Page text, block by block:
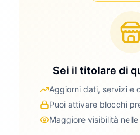
Sei il titolare di
Aggiorni dati, servizi e
Puoi attivare blocchi
Maggiore visibilità